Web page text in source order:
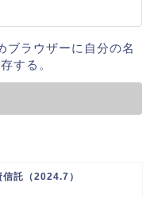
ブラウザーに自分の名
する。
託（2024.7）